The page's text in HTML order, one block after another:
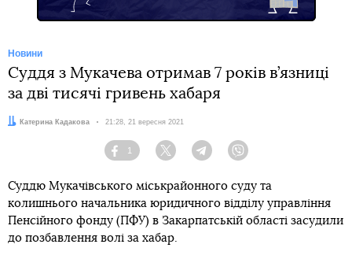
Новини
Суддя з Мукачева отримав 7 років в’язниці
за дві тисячі гривень хабаря
Автор:Катерина Кадакова Дата:
21:28, 21 вересня 2021
Facebook
1
Twitter TelegramViber
Суддю Мукачівського міськрайонного суду та
колишнього начальника юридичного відділу управління
Пенсійного фонду (ПФУ) в Закарпатській області засудили
до позбавлення волі за хабар.